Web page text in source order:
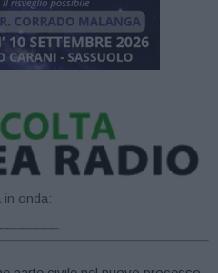
in onda: